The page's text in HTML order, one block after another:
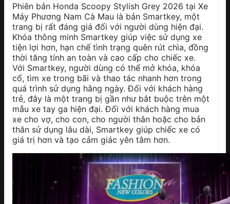
Phiên bản Honda Scoopy Stylish Grey 2026 tại Xe
Máy Phương Nam Cà Mau là bản Smartkey, một
trang bị rất đáng giá đối với người dùng hiện đại.
Khóa thông minh Smartkey giúp việc sử dụng xe
tiện lợi hơn, hạn chế tình trạng quên rút chìa, đồng
thời tăng tính an toàn và cao cấp cho chiếc xe.
Với Smartkey, người dùng có thể mở khóa, khóa
cổ, tìm xe trong bãi và thao tác nhanh hơn trong
quá trình sử dụng hằng ngày. Đối với khách hàng
trẻ, đây là một trang bị gần như bắt buộc trên một
mẫu xe tay ga hiện đại. Đối với khách hàng mua
xe cho vợ, cho con, cho người thân hoặc cho bản
thân sử dụng lâu dài, Smartkey giúp chiếc xe có
giá trị hơn và tạo cảm giác yên tâm hơn.